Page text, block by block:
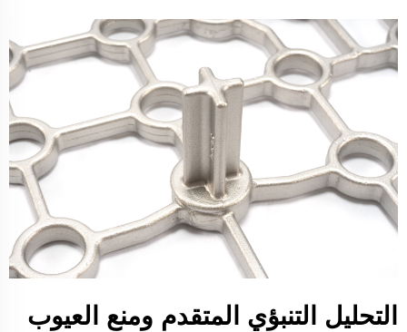
التحليل التنبؤي المتقدم ومنع العيوب